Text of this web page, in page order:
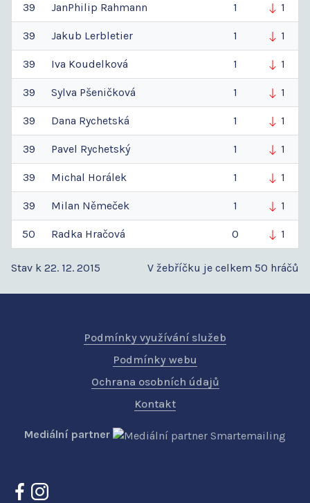
39 JanPhilip Rahmann 1 1
39 Jakub Lerbletier 1 1
39 Iva Koudelková 1 1
39 Sylva Pšeničková 1 1
39 Dana Rychetská 1 1
39 Pavel Rychetský 1 1
39 Michal Horálek 1 1
39 Milan Němeček 1 1
50 Radka Hračová 0 1
Stav k 22. 12. 2015 V žebříčku je celkem 50 hráčů
Podmínky využívání služeb
Podmínky webu
Ochrana osobních údajů
Kontakt
Mediální partner